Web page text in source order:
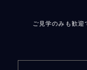
ご見学のみも歓迎